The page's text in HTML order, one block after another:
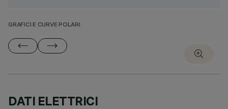
GRAFICI E CURVE POLARI
DATI ELETTRICI